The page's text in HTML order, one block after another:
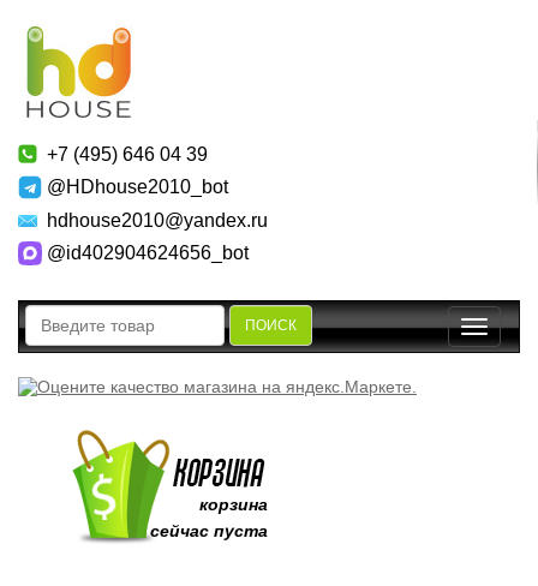
+7 (495) 646 04 39
@HDhouse2010_bot
hdhouse2010@yandex.ru
@id402904624656_bot
ПОИСК
Toggle
корзина
сейчас пуста